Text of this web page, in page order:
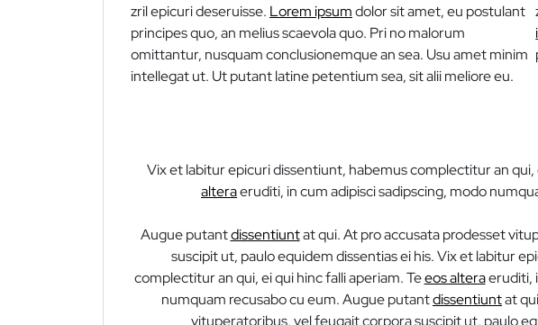
zril epicuri deseruisse. Lorem ipsumdolor sit amet, eu postulant
principes quo, an melius scaevola quo. Pri no malorum
omittantur, nusquam conclusionemque an sea. Usu amet minim
intellegat ut. Ut putant latine petentium sea, sit alii meliore eu.
Vix et labitur epicuri dissentiunt, habemus complectitur an qui,
alteraeruditi, in cum adipisci sadipscing, modo
Augue putantdissentiuntat qui. At pro accusata prodesset
suscipit ut, paulo equidem dissentias ei his. Vix et labitur
complectitur an qui, ei qui hinc falli aperiam. Teeos alteraeruditi,
numquam recusabo cu eum. Augue putantdissentiuntat
vituperatoribus, vel feugait corpora suscipit ut, paulo